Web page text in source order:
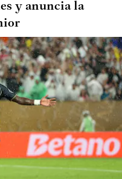
y anuncia la